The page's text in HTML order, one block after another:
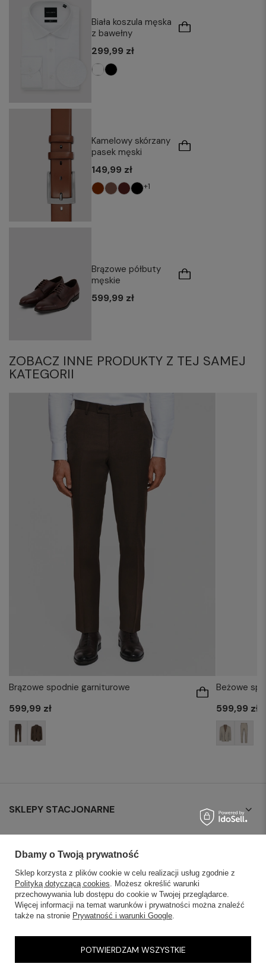
Biała koszula męska
z bawełny
299,99 zł
Kamelowy skórzany
pasek męski
149,99 zł
+1
Brązowe półbuty
męskie
599,99 zł
ZOBACZ INNE PRODUKTY Z TEJ SAMEJ
KATEGORII
Brązowe spodnie garniturowe
599,99 zł
Beżowe
599,99 zł
SKLEPY STACJONARNE
OBSŁUGA KLIENTA
AKTUALNOŚCI
Dbamy o Twoją prywatność
Sklep korzysta z plików cookie w celu realizacji usług zgodnie z
Polityką dotyczącą cookies. Możesz określić warunki
przechowywania lub dostępu do cookie w Twojej przeglądarce.
Więcej informacji na temat warunków i prywatności można znaleźć
także na stronie Prywatność i warunki Google.
POTWIERDZAM WSZYSTKIE